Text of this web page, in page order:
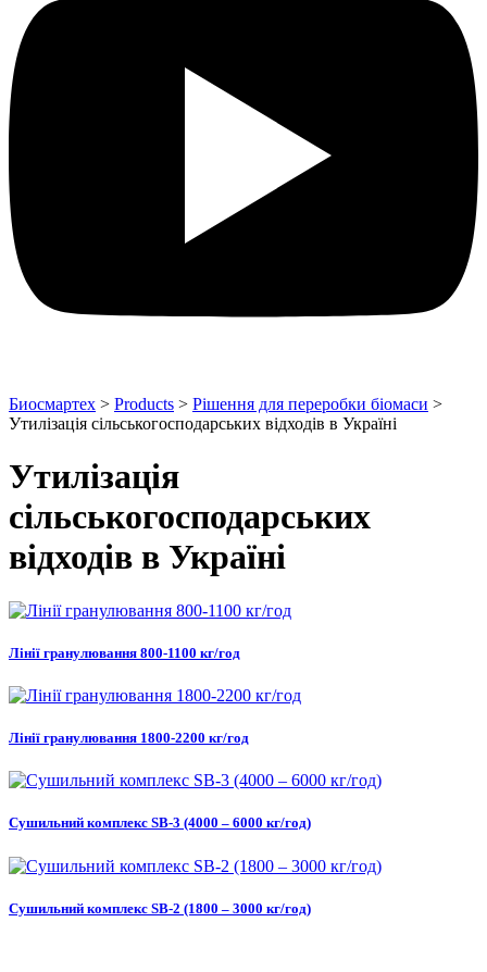
Биосмартех > Products > Рішення для переробки біомаси >
Утилізація сільськогосподарських відходів в Україні
Утилізація
сільськогосподарських
відходів в Україні
Лінії гранулювання 800-1100 кг/год
Лінії гранулювання 1800-2200 кг/год
Сушильний комплекс SB-3 (4000 – 6000 кг/год)
Сушильний комплекс SB-2 (1800 – 3000 кг/год)